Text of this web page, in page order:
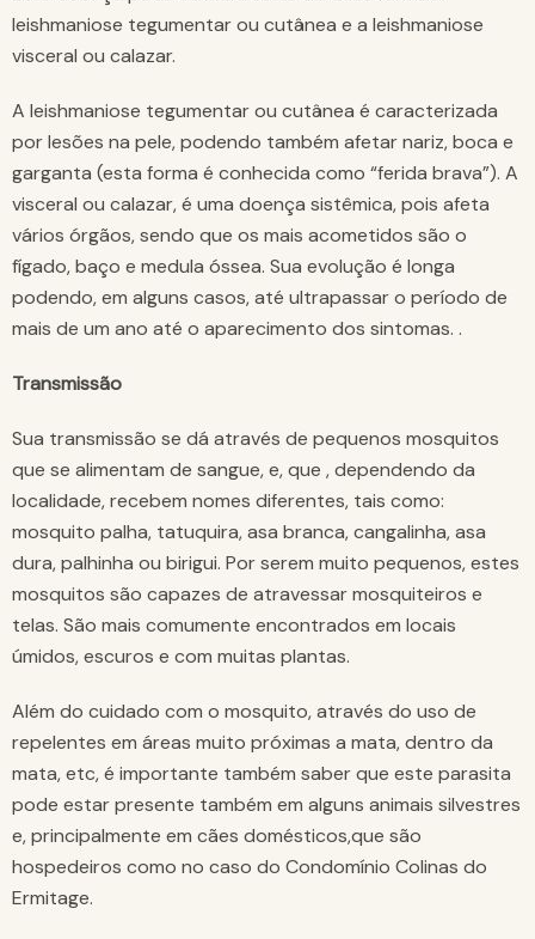
leishmaniose tegumentar ou cutânea e a leishmaniose
visceral ou calazar.
A leishmaniose tegumentar ou cutânea é caracterizada
por lesões na pele, podendo também afetar nariz, boca e
garganta (esta forma é conhecida como “ferida brava”). A
visceral ou calazar, é uma doença sistêmica, pois afeta
vários órgãos, sendo que os mais acometidos são o
fígado, baço e medula óssea. Sua evolução é longa
podendo, em alguns casos, até ultrapassar o período de
mais de um ano até o aparecimento dos sintomas. .
Transmissão
Sua transmissão se dá através de pequenos mosquitos
que se alimentam de sangue, e, que , dependendo da
localidade, recebem nomes diferentes, tais como:
mosquito palha, tatuquira, asa branca, cangalinha, asa
dura, palhinha ou birigui. Por serem muito pequenos, estes
mosquitos são capazes de atravessar mosquiteiros e
telas. São mais comumente encontrados em locais
úmidos, escuros e com muitas plantas.
Além do cuidado com o mosquito, através do uso de
repelentes em áreas muito próximas a mata, dentro da
mata, etc, é importante também saber que este parasita
pode estar presente também em alguns animais silvestres
e, principalmente em cães domésticos,que são
hospedeiros como no caso do Condomínio Colinas do
Ermitage.